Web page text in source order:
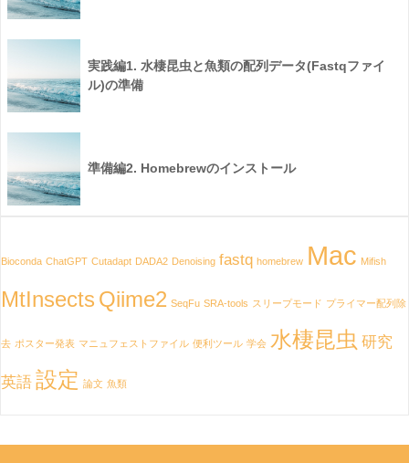
実践編1. 水棲昆虫と魚類の配列データ(Fastqファイ
ル)の準備
準備編2. Homebrewのインストール
Bioconda ChatGPT Cutadapt DADA2 Denoising fastq homebrew Mac Mifish
MtInsects Qiime2 SeqFu SRA-tools スリープモード プライマー配列除
去 ポスター発表 マニュフェストファイル 便利ツール 学会 水棲昆虫 研究
英語 設定 論文 魚類